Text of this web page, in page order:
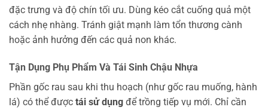
đặc trưng và độ chín tối ưu. Dùng kéo cắt cuống quả một
cách nhẹ nhàng. Tránh giật mạnh làm tổn thương cành
hoặc ảnh hưởng đến các quả non khác.
Tận Dụng Phụ Phẩm Và Tái Sinh Chậu Nhựa
Phần gốc rau sau khi thu hoạch (như gốc rau muống, hành
lá) có thể được tái sử dụng để trồng tiếp vụ mới. Chỉ cần